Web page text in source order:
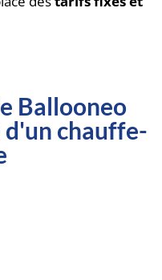
Ballooneo
d'un chauffe-